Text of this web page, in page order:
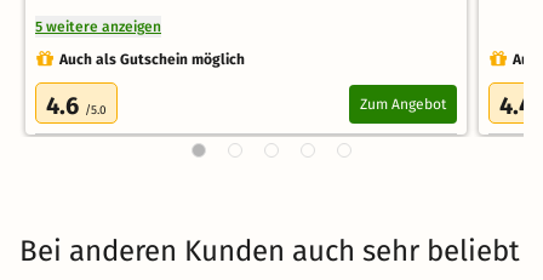
5 weitere anzeigen
Auch als Gutschein möglich
4.6 /5.0 Zum Angebot 4.4
Bei anderen Kunden auch sehr beliebt